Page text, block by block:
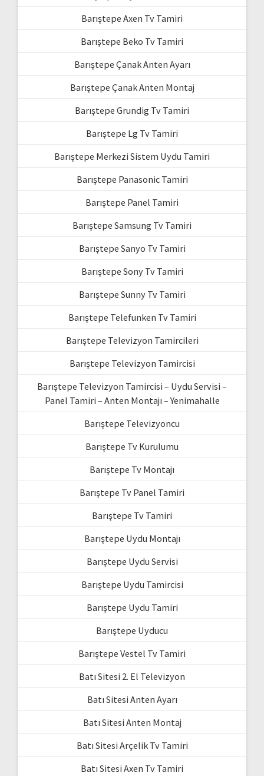
Barıştepe Axen Tv Tamiri
Barıştepe Beko Tv Tamiri
Barıştepe Çanak Anten Ayarı
Barıştepe Çanak Anten Montaj
Barıştepe Grundig Tv Tamiri
Barıştepe Lg Tv Tamiri
Barıştepe Merkezi Sistem Uydu Tamiri
Barıştepe Panasonic Tamiri
Barıştepe Panel Tamiri
Barıştepe Samsung Tv Tamiri
Barıştepe Sanyo Tv Tamiri
Barıştepe Sony Tv Tamiri
Barıştepe Sunny Tv Tamiri
Barıştepe Telefunken Tv Tamiri
Barıştepe Televizyon Tamircileri
Barıştepe Televizyon Tamircisi
Barıştepe Televizyon Tamircisi – Uydu Servisi –
Panel Tamiri – Anten Montajı – Yenimahalle
Barıştepe Televizyoncu
Barıştepe Tv Kurulumu
Barıştepe Tv Montajı
Barıştepe Tv Panel Tamiri
Barıştepe Tv Tamiri
Barıştepe Uydu Montajı
Barıştepe Uydu Servisi
Barıştepe Uydu Tamircisi
Barıştepe Uydu Tamiri
Barıştepe Uyducu
Barıştepe Vestel Tv Tamiri
Batı Sitesi 2. El Televizyon
Batı Sitesi Anten Ayarı
Batı Sitesi Anten Montaj
Batı Sitesi Arçelik Tv Tamiri
Batı Sitesi Axen Tv Tamiri